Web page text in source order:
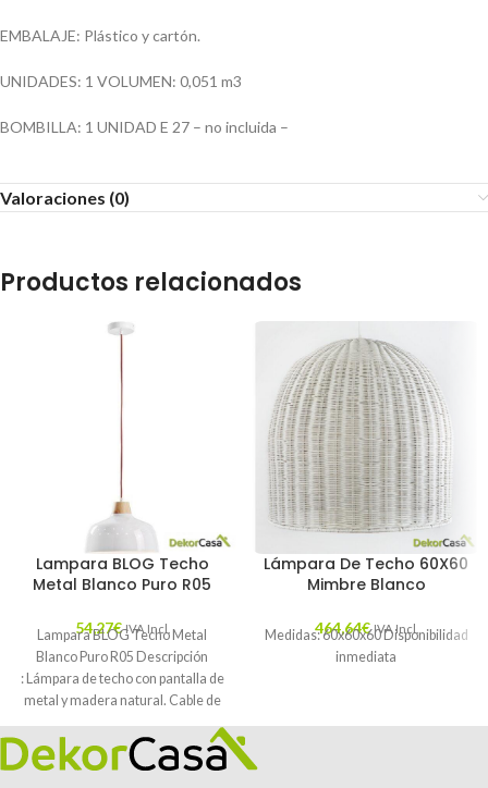
EMBALAJE: Plástico y cartón.
UNIDADES: 1 VOLUMEN: 0,051 m3
BOMBILLA: 1 UNIDAD E 27 – no incluida –
Valoraciones (0)
Productos relacionados
Lampara BLOG Techo
Metal Blanco Puro R05
54,27€ IVA Incl.
Lampara BLOG Techo Metal
Blanco Puro R05 Descripción
: Lámpara de techo con pantalla de
metal y madera natural. Cable de
Lámpara De Techo 60X60
Mimbre Blanco
464,64€ IVA Incl.
Medidas: 60x60x60 Disponibilidad
inmediata